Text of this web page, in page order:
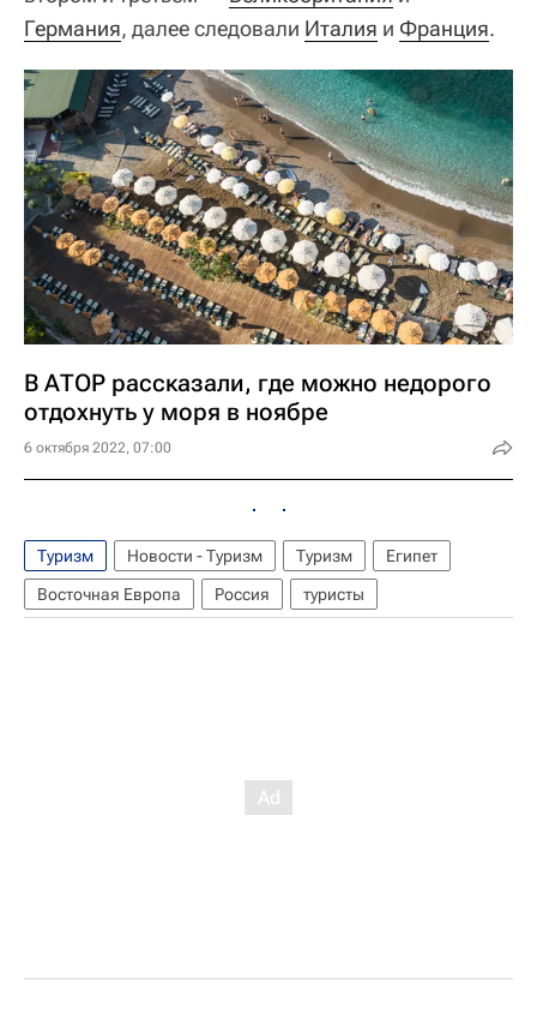
Германия, далее следовали Италия и Франция.
В АТОР рассказали, где можно недорого
отдохнуть у моря в ноябре
6 октября 2022, 07:00
Туризм Новости - Туризм Туризм
Египет
Восточная Европа
Россия туристы